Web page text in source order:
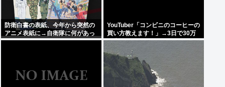
防衛白書の表紙、今年から突然の
アニメ表紙に→自衛隊に何があっ
たのか。
YouTuber「コンビニのコーヒーの
買い方教えます！」→3日で30万
再生